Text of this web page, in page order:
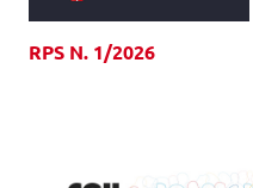
RPS N. 1/2026